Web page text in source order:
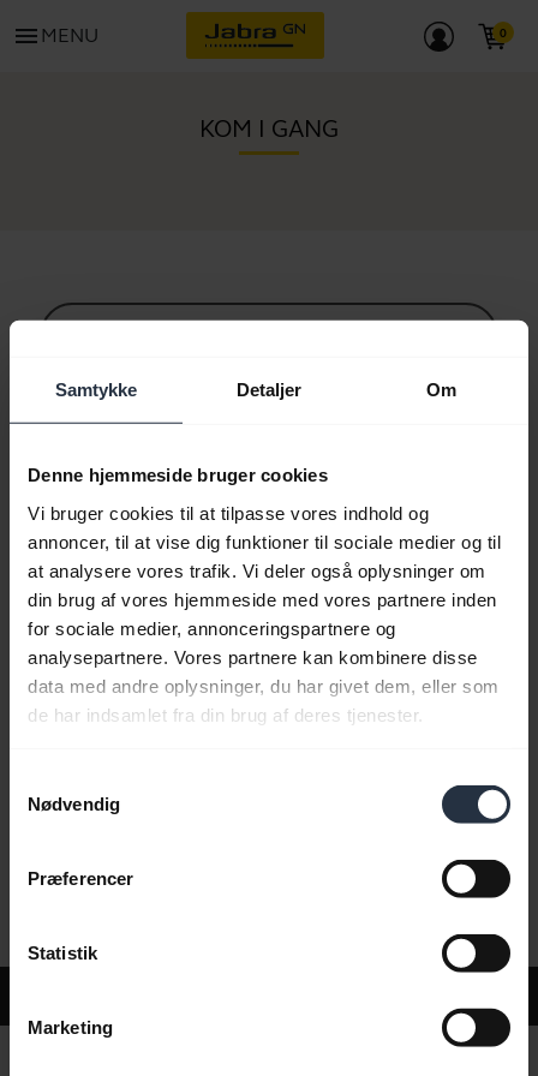
Samtykke Detaljer Om
Denne hjemmeside bruger cookies
Vi bruger cookies til at tilpasse vores indhold og
annoncer, til at vise dig funktioner til sociale medier og til
at analysere vores trafik. Vi deler også oplysninger om
din brug af vores hjemmeside med vores partnere inden
for sociale medier, annonceringspartnere og
analysepartnere. Vores partnere kan kombinere disse
data med andre oplysninger, du har givet dem, eller som
de har indsamlet fra din brug af deres tjenester.
Nødvendig
Præferencer
Statistik
Marketing
menu MENU
KOM I GANG
Bluetooth parringsguide
Ofte stillede spørgsmål
Produktdokumenter